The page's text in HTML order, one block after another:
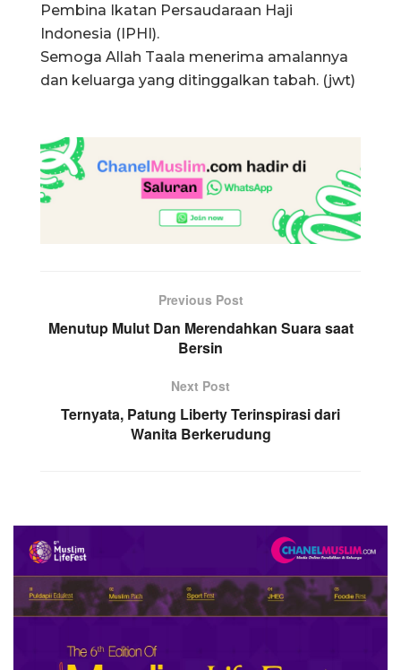
Pembina Ikatan Persaudaraan Haji
Indonesia (IPHI).
Semoga Allah Taala menerima amalannya
dan keluarga yang ditinggalkan tabah. (jwt)
Previous Post
Menutup Mulut Dan Merendahkan Suara saat
Bersin
Next Post
Ternyata, Patung Liberty Terinspirasi dari
Wanita Berkerudung